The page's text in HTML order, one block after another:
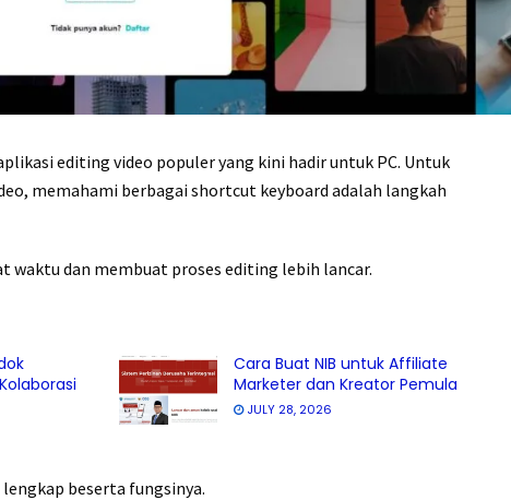
editing video populer yang kini hadir untuk PC. Untuk
memahami berbagai shortcut keyboard adalah langkah
dan membuat proses editing lebih lancar.
Cara Buat NIB untuk Affiliate
Marketer dan Kreator Pemula
JULY 28, 2026
beserta fungsinya.